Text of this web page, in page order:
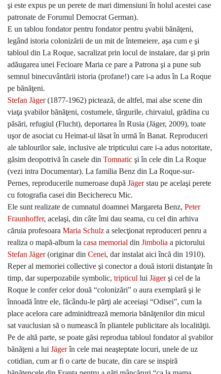
şi este expus pe un perete de mari dimensiuni în holul acestei case
patronate de Forumul Democrat German).
E un tablou fondator pentru fondator pentru şvabii bănăţeni,
legând istoria colonizării de un mit de întemeiere, aşa cum e şi
tabloul din La Roque, sacralizat prin locul de instalare, dar şi prin
adăugarea unei Fecioare Maria ce pare a Patrona şi a pune sub
semnul binecuvântării istoria (profane!) care i-a adus în La Roque
pe bănăţeni.
Stefan Jäger(1877-1962) pictează, de altfel, mai alse scene din
viaţa şvabilor bănăţeni, costumele, târgurile, chirvaiul, grădina cu
păsări, refugiul (Flucht), deportarea în Rusia (Jäger, 2009), toate
uşor de asociat cu Heimat-ul lăsat în urmă în Banat. Reproduceri
ale tablourilor sale, inclusive ale tripticului care i-a adus notoritate,
găsim deopotrivă în casele din Tomnatic şi în cele din La Roque
(vezi intra Documentar). La familia Benz din La Roque-sur-
Pernes, reproducerile numeroase după Jägerstau pe acelaşi perete
cu fotografia casei din Becicherecu Mic.
Ele sunt realizate de cumnatul doamnei Margareta Benz, Peter
Fraunhoffer, acelaşi, din câte îmi dau seama, cu cel din arhiva
căruia profesoara Maria Schulz a selecţionat reproduceri penru a
realiza o mapă-album la casa memorial din Jimbolia a pictorului
Stefan Jäger(originar din Cenei, dar instalat aici încă din 1910).
Reper al memoriei collective şi conector a două istorii distanţate în
timp, dar superpozabile symbolic, tripticul lui Jägerşi cel de la
Roque le confer celor două “colonizări” o aura exemplară şi le
înnoadă între ele, făcându-le părţi ale aceeiaşi “Odisei”, cum la
place acelora care adminidtrează memoria bănăţenilor din micul
sat vauclusian să o numească în pliantele publicitare als localităţii.
Pe de altă parte, se poate găsi reprodua tabloul fondator al şvabilor
bănăţeni a lui Jägerîn cele mai neaşteptate locuri, unele de uz
cotidian, cum ar fi o carte de bucate, din care se inspiră